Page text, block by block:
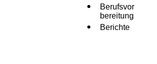
Berufsvor
bereitung
Berichte